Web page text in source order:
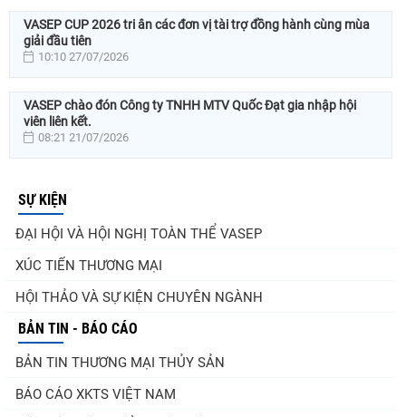
VASEP CUP 2026 tri ân các đơn vị tài trợ đồng hành cùng mùa
giải đầu tiên
10:10 27/07/2026
VASEP chào đón Công ty TNHH MTV Quốc Đạt gia nhập hội
viên liên kết.
08:21 21/07/2026
SỰ KIỆN
ĐẠI HỘI VÀ HỘI NGHỊ TOÀN THỂ VASEP
XÚC TIẾN THƯƠNG MẠI
HỘI THẢO VÀ SỰ KIỆN CHUYÊN NGÀNH
BẢN TIN - BÁO CÁO
BẢN TIN THƯƠNG MẠI THỦY SẢN
BÁO CÁO XKTS VIỆT NAM